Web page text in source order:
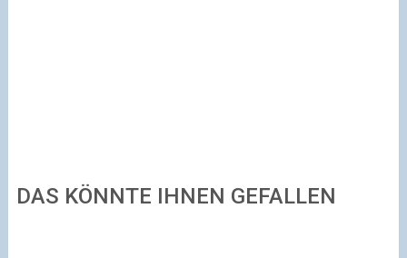
DAS KÖNNTE IHNEN GEFALLEN